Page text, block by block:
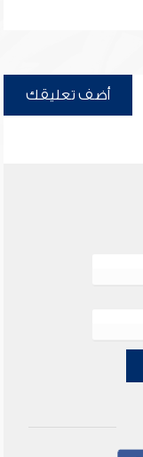
أضف تعليقك